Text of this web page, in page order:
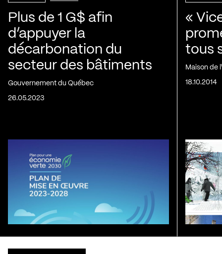
Plus de 1 G$ afin
d’appuyer la
décarbonation du
secteur des bâtiments
Gouvernement du Québec
26.05.2023
«
tous
Maison de
18.10.2014